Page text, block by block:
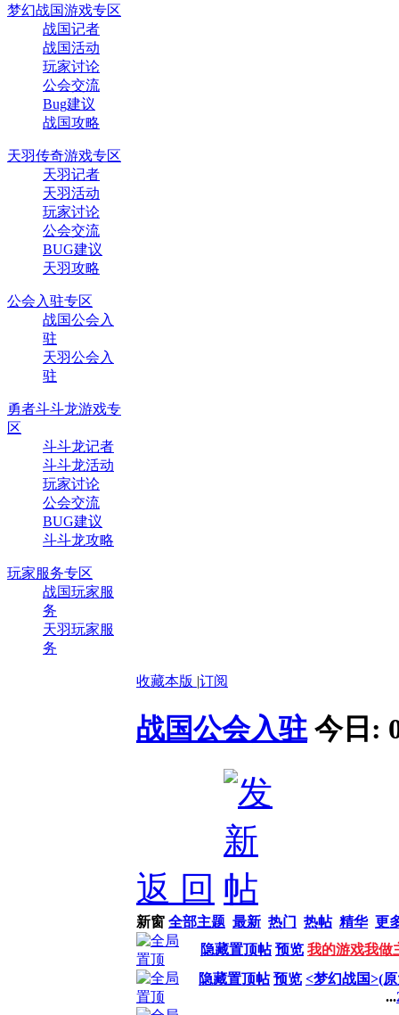
梦幻战国游戏专区
战国记者
战国活动
玩家讨论
公会交流
Bug建议
战国攻略
天羽传奇游戏专区
天羽记者
天羽活动
玩家讨论
公会交流
BUG建议
天羽攻略
公会入驻专区
战国公会入
驻
天羽公会入
驻
勇者斗斗龙游戏专
区
斗斗龙记者
斗斗龙活动
玩家讨论
公会交流
BUG建议
斗斗龙攻略
玩家服务专区
战国玩家服
务
天羽玩家服
务
收藏本版 |订阅
战国公会入驻 今日:
返 回
新窗 全部主题 最新 热门 热帖 精华 更
隐藏置顶帖 预览 我的游戏我做
隐藏置顶帖 预览 <梦幻战国>(
...